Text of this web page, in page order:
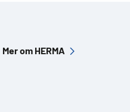
Mer om HERMA